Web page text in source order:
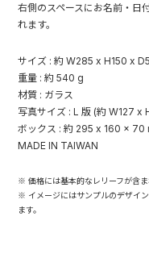
右側のスペースにお名前・日
れます。
サイズ : 約 W285 x H150 x
重量 : 約 540 g
材質 : ガラス
写真サイズ : L 版 (約 W127 x
ボックス : 約 295 x 160 x 70
MADE IN TAIWAN
※ 価格には基本的なレリーフが含ま
※ イメージにはサンプルのデザイ
ます。